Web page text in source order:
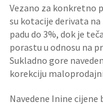
Vezano za konkretno
su kotacije derivata
padu do 3%, dok je
porastu u odnosu na
Sukladno gore
korekciju
Navedene Inine